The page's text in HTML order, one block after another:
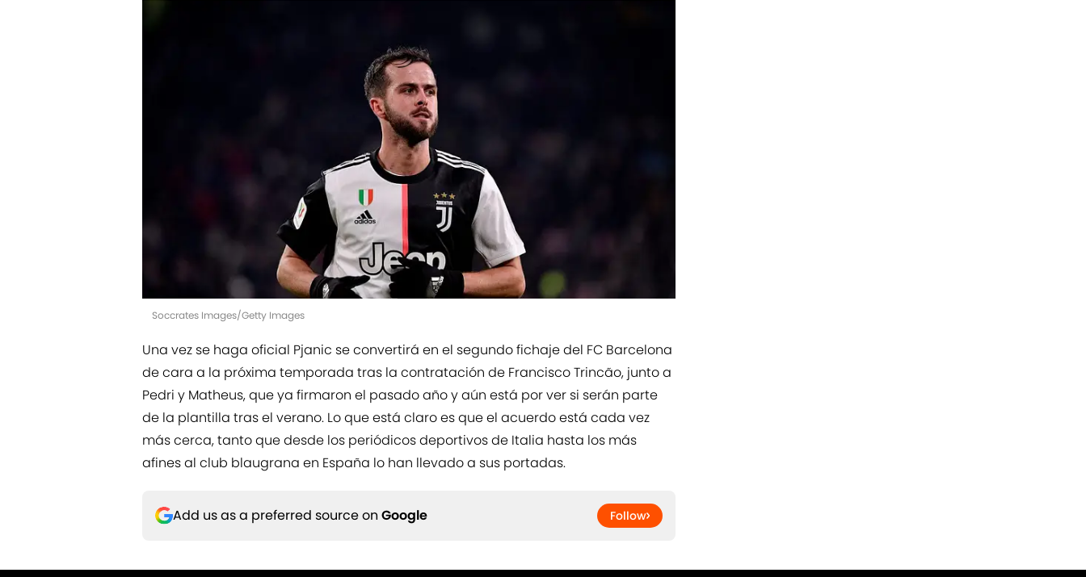
Soccrates Images/Getty Images
Una vez se haga oficial Pjanic se convertirá en el segundo fichaje del FC Barcelona
de cara a la próxima temporada tras la contratación de Francisco Trincão, junto a
Pedri y Matheus, que ya firmaron el pasado año y aún está por ver si serán parte
de la plantilla tras el verano. Lo que está claro es que el acuerdo está cada vez
más cerca, tanto que desde los periódicos deportivos de Italia hasta los más
afines al club blaugrana en España lo han llevado a sus portadas.
Add us as a preferred source on Google Follow